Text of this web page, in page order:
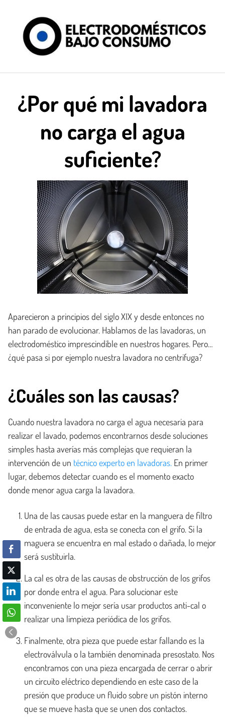
contenido
¿Por qué mi lavadora
no carga el agua
suficiente?
Aparecieron a principios del siglo XIX y desde entonces no
han parado de evolucionar. Hablamos de las lavadoras, un
electrodoméstico imprescindible en nuestros hogares. Pero…
¿qué pasa si por ejemplo nuestra lavadora no centrifuga?
¿Cuáles son las causas?
Cuando nuestra lavadora no carga el agua necesaria para
realizar el lavado, podemos encontrarnos desde soluciones
simples hasta averías más complejas que requieran la
intervención de un técnico experto en lavadoras. En primer
lugar, debemos detectar cuando es el momento exacto
donde menor agua carga la lavadora.
Una de las causas puede estar en la manguera de filtro
de entrada de agua, esta se conecta con el grifo. Si la
maguera se encuentra en mal estado o dañada, lo mejor
será sustituirla.
La cal es otra de las causas de obstrucción de los grifos
por donde entra el agua. Para solucionar este
inconveniente lo mejor sería usar productos anti-cal o
realizar una limpieza periódica de los grifos.
Finalmente, otra pieza que puede estar fallando es la
electroválvula o la también denominada presostato. Nos
encontramos con una pieza encargada de cerrar o abrir
un circuito eléctrico dependiendo en este caso de la
presión que produce un fluido sobre un pistón interno
que se mueve hasta que se unen dos contactos.